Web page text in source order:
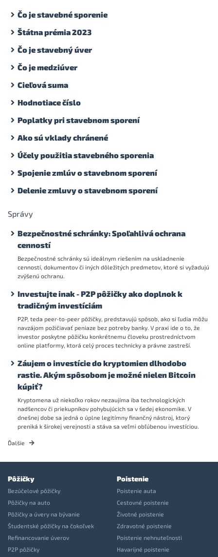
Čo je stavebné sporenie
Štátna prémia 2023
Čo je stavebný úver
Čo je medziúver
Cieľová suma
Hodnotiace číslo
Poplatky pri stavebnom sporení
Ako sú vklady chránené
Účely použitia stavebného sporenia
Spojenie zmlúv o stavebnom sporení
Delenie zmluvy o stavebnom sporení
Správy
Bezpečnostné schránky: Spoľahlivá ochrana
cenností
Bezpečnostné schránky sú ideálnym riešením na uskladnenie
cenností, dokumentov či iných dôležitých predmetov, ktoré si vyžadujú
zvýšenú ochranu.
Investujte inak - P2P pôžičky ako doplnok k
tradičným investíciám
P2P, teda peer-to-peer pôžičky, predstavujú spôsob, ako si ľudia môžu
navzájom požičiavať peniaze bez potreby banky. V praxi ide o to, že
investor poskytne pôžičku konkrétnemu človeku prostredníctvom
online platformy, ktorá celý proces technicky a právne zastreší.
Záujem o investície do kryptomien dlhodobo
rastie. Akým spôsobom je možné nielen Bitcoin
kúpiť?
Kryptomena už niekoľko rokov nezaujíma iba technologických
nadšencov či priekupníkov pohybujúcich sa v šedej ekonomike. V
dnešnej dobe sa jedná o úplne legitímny finančný nástroj, ktorý
preniká k širokej verejnosti a stáva sa veľmi obľúbenou investíciou.
Ďalšie
Pôžičky
Bezúčelové pôžičky
Pôžičky na auto
Pôžičky a úvery na bývanie
Študentské pôžičky na čokoľvek
Refinancovanie úverov
P2P pôžičky
Poistenie
Poistenie auta
Cestovné poistenie
Životné poistenie
Zdravotné poistenie
Poistenie nehnuteľnosti
Havarijné poistenie